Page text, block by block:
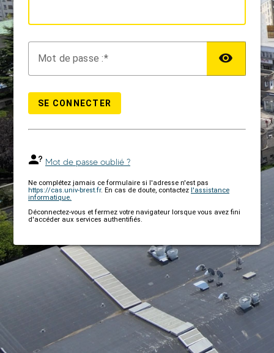
Mot de passe :
SE CONNECTER
Mot de passe oublié ?
Ne complétez jamais ce formulaire si l'adresse n'est pas
https://cas.univ-brest.fr. En cas de doute, contactez l'assistance
informatique.
Déconnectez-vous et fermez votre navigateur lorsque vous avez fini
d'accéder aux services authentifiés.